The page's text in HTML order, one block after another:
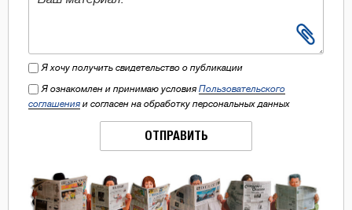
Я хочу получить свидетельство о публикации
Я ознакомлен и принимаю условия Пользовательского
соглашения и согласен на обработку персональных данных
ОТПРАВИТЬ